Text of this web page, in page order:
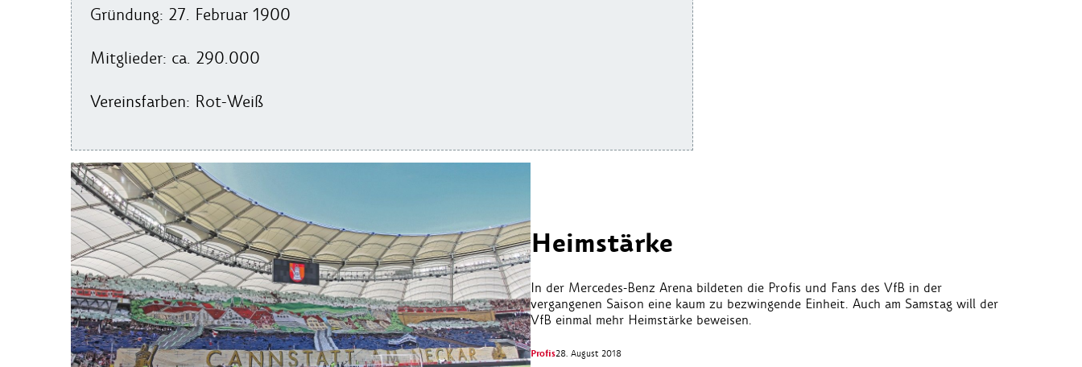
Gründung: 27. Februar 1900
Mitglieder: ca. 290.000
Vereinsfarben: Rot-Weiß
Heimstärke
In der Mercedes-Benz Arena bildeten die Profis und Fans des VfB in der
vergangenen Saison eine kaum zu bezwingende Einheit. Auch am Samstag will der
VfB einmal mehr Heimstärke beweisen.
Profis28. August 2018